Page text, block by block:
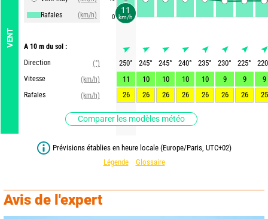
VENT
Rafales
(km/h)
A 10 m du sol :
Direction
(°)
Vitesse
(km/h)
Rafales
(km/h)
Comparer les modèles météo
0
250° 245° 245° 240° 235° 230° 225°
220
11
10 10 10 10 9 9
9
26
26 26 26 26 26 26 25
Prévisions établies en heure locale (Europe/Paris, UTC+02)
Légende
Glossaire
Avis de l'expert
11
km/h